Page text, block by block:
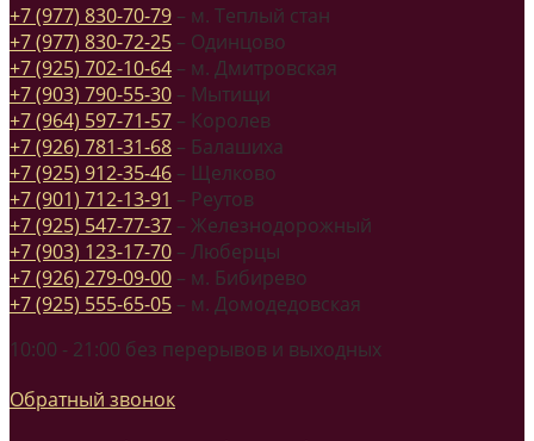
+7 (977) 830-70-79 – м. Теплый стан
+7 (977) 830-72-25 – Одинцово
+7 (925) 702-10-64 – м. Дмитровская
+7 (903) 790-55-30 – Мытищи
+7 (964) 597-71-57 – Королев
+7 (926) 781-31-68 – Балашиха
+7 (925) 912-35-46 – Щелково
+7 (901) 712-13-91 – Реутов
+7 (925) 547-77-37 – Железнодорожный
+7 (903) 123-17-70 – Люберцы
+7 (926) 279-09-00 – м. Бибирево
+7 (925) 555-65-05 – м. Домодедовская
10:00 - 21:00 без перерывов и выходных
Обратный звонок